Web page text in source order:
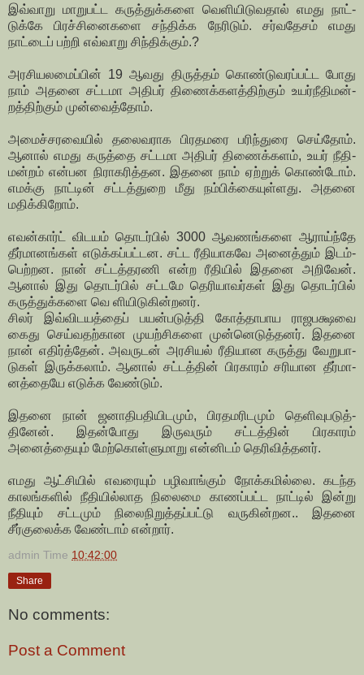
இவ்­வாறு மாறு­பட்ட கருத்­துக்­களை வெளி­யி­டு­வதால் எமது நாட்­
டுக்கே பிரச்­சி­னை­களை சந்­திக்க நேரிடும். சர்­வ­தேசம் எமது
நாட்டைப் பற்றி எவ்­வாறு சிந்­திக்கும்.?
அரசியலமைப்பின் 19 ஆவது திருத்தம் கொண்­டு­வ­ரப்­பட்ட போது
நாம் அதனை சட்­டமா அதிபர் திணைக்­க­ளத்­திற்கும் உயர்­நீ­தி­மன்­
றத்­திற்கும் முன்­வைத்தோம்.
அமைச்­ச­ர­வையில் தலை­வ­ராக பிர­த­மரை பரிந்­துரை செய்தோம்.
ஆனால் எமது கருத்தை சட்­டமா அதிபர் திணைக்­களம், உயர் நீதி­
மன்றம் என்பன நிரா­க­ரித்­தன. இதனை நாம் ஏற்றுக் கொண்டோம்.
எமக்கு நாட்டின் சட்­டத்­துறை மீது நம்­பிக்­கை­யுள்­ளது. அதனை
மதிக்­கிறோம்.
எவன்கார்ட் விடயம் தொடர்பில் 3000 ஆவ­ணங்­களை ஆராய்ந்தே
தீர்­மா­னங்கள் எடுக்­கப்­பட்­டன. சட்ட ரீதி­யா­கவே அனைத்தும் இடம்­
பெற்­றன. நான் சட்­டத்­த­ரணி என்ற ரீதியில் இதனை அறிவேன்.
ஆனால் இது தொடர்பில் சட்­டமே தெரியாவர்கள் இது தொடர்பில்
கருத்­துக்­களை வெ ளியி­டு­கின்­றனர்.
சிலர் இவ்­வி­ட­யத்தைப் பயன்­ப­டுத்தி கோத்­தா­பாய ராஜ­ப­க்ஷவை
கைது செய்­வ­தற்­கான முயற்சி­களை முன்­னெ­டுத்­தனர். இதனை
நான் எதிர்த்தேன். அவருடன் அர­சி­யல் ரீதி­யான கருத்து வேறு­பா­
டுகள் இருக்­கலாம். ஆனால் சட்­டத்தின் பிர­காரம் சரி­யான தீர்­மா­
னத்­தையே எடுக்க வேண்டும்.
இதனை நான் ஜனா­தி­ப­தி­யி­டமும், பிர­த­ம­ரி­டமும் தெளி­வு­ப­டுத்­
தினேன். இதன்­போது இரு­வரும் சட்டத்தின் பிரகாரம்
அனைத்தையும் மேற்கொள்ளுமாறு என்னிடம் தெரிவித்தனர்.
எமது ஆட்சியில் எவரையும் பழிவாங்கும் நோக்கமில்லை. கடந்த
காலங்களில் நீதியில்லாத நிலைமை காணப்பட்ட நாட்டில் இன்று
நீதியும் சட்டமும் நிலைநிறுத்தப்பட்டு வருகின்றன.. இதனை
சீர்குலைக்க வேண்டாம் என்றார்.
admin Time 10:42:00
Share
No comments:
Post a Comment